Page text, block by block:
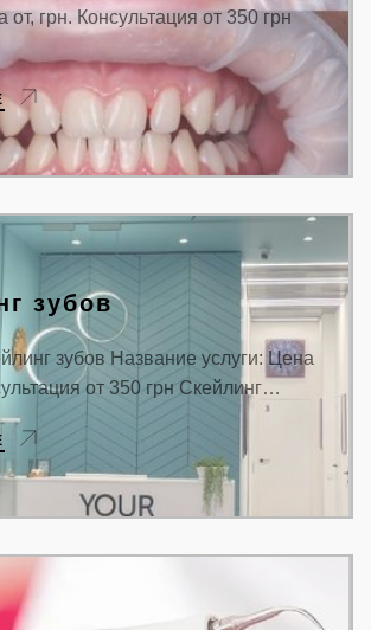
от, грн. Консультация от 350 грн
зубов
зубов Название услуги: Цена
от 350 грн Скейлинг…